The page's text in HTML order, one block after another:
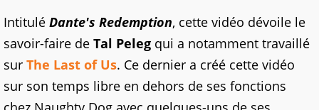
Intitulé Dante's Redemption, cette vidéo dévoile le
savoir-faire de Tal Peleg qui a notamment travaillé
sur The Last of Us. Ce dernier a créé cette vidéo
sur son temps libre en dehors de ses fonctions